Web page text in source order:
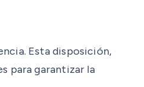
Esta disposición,
para garantizar la